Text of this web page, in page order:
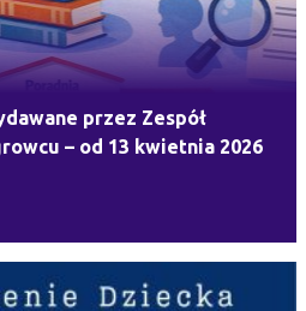
przez Zespół
– od 13 kwietnia 2026